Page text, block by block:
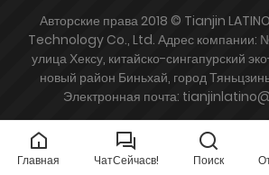
Авторские права 2018 © Tianjin
Technology Co., Ltd. Адрес компании:
улица Хексу, китайско-сингапурский
новый район Биньхай, город
Электронная почта:
Главная ЧатСейчасв! Поиск